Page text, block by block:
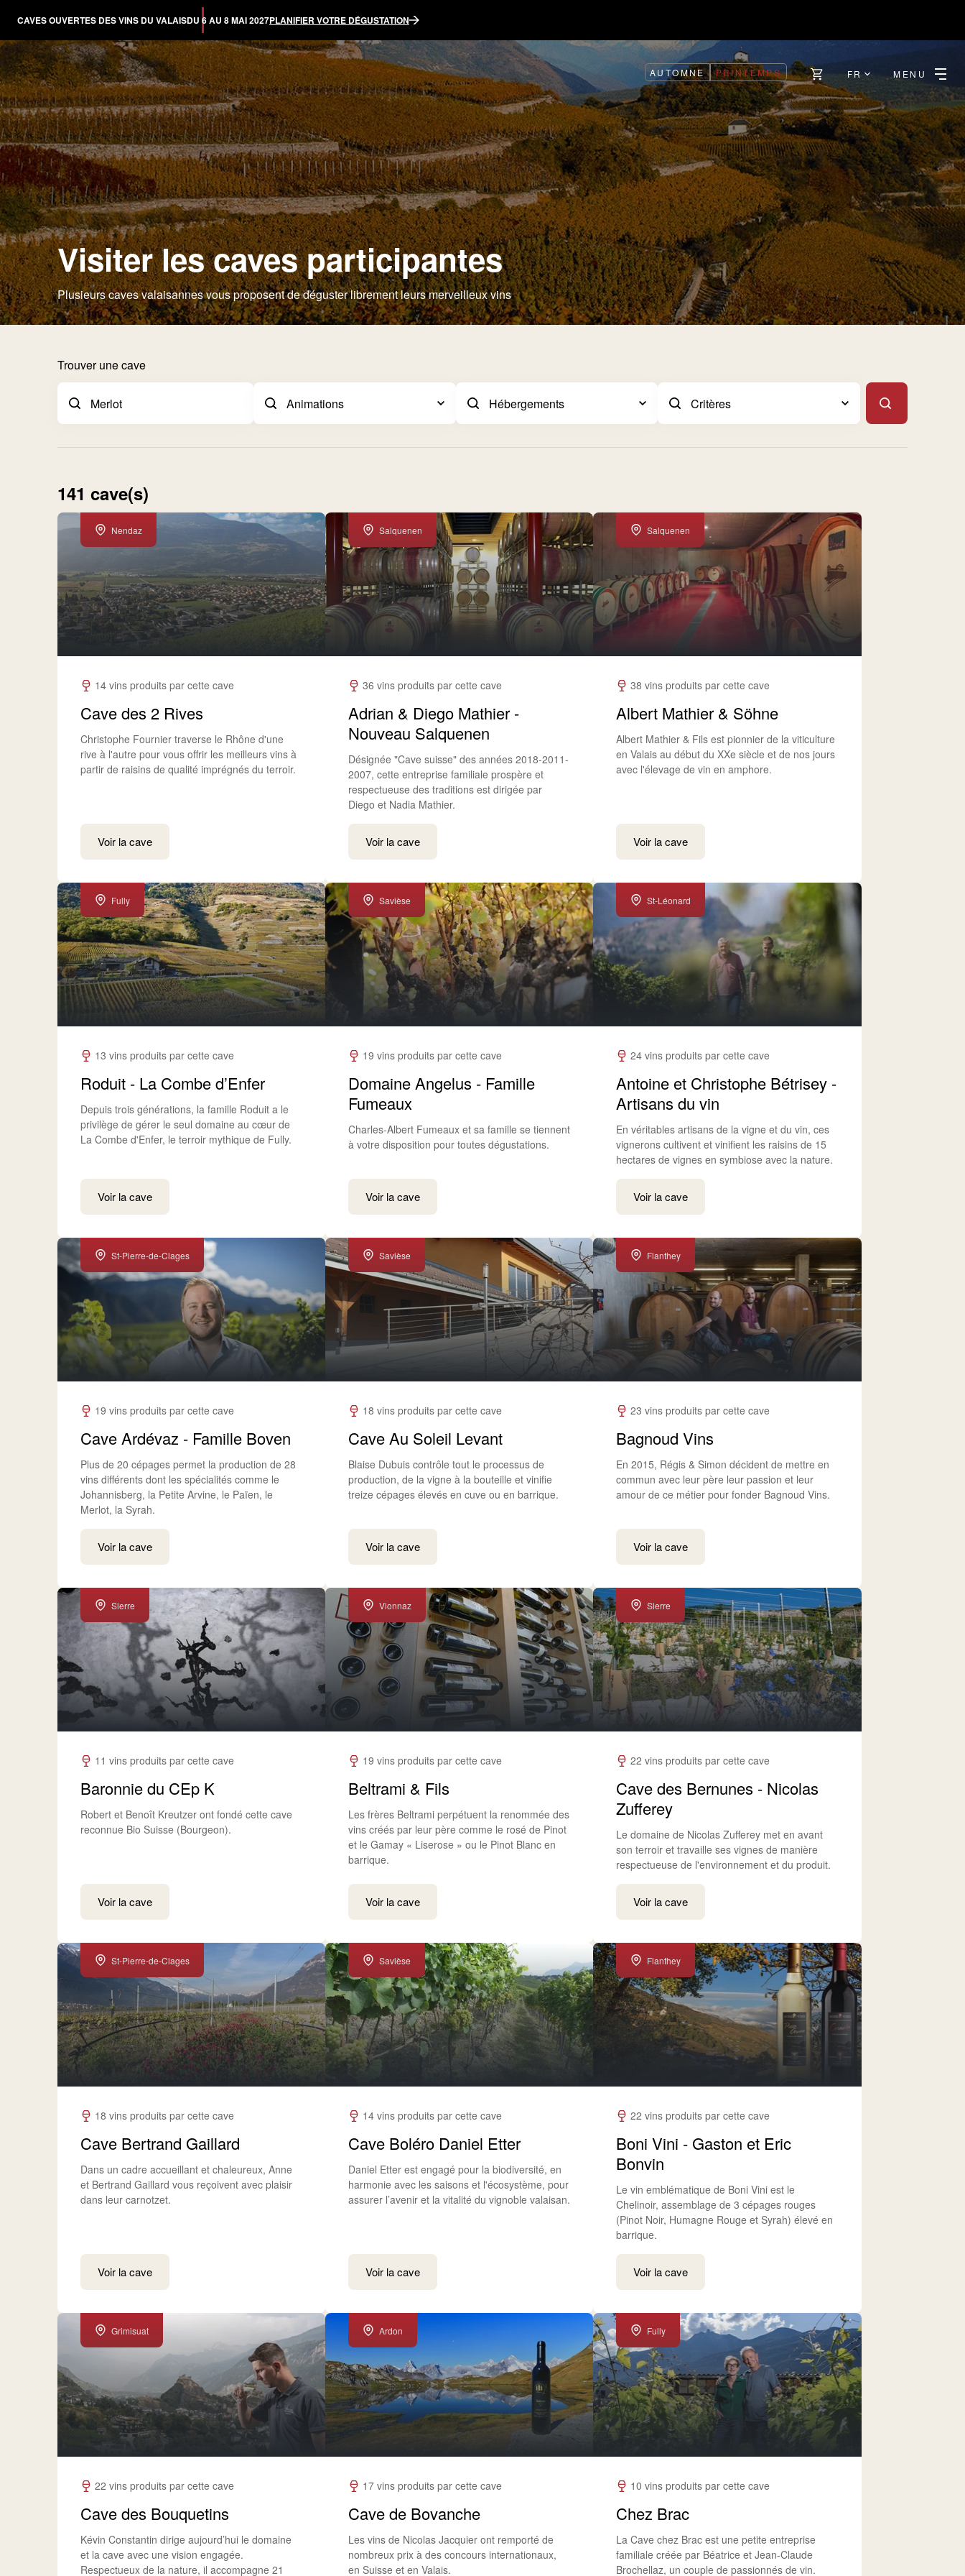
CAVES OUVERTES DES VINS DU VALAISDU 6 AU 8 MAI 2027PLANIFIER VOTRE DÉGUSTATION
AUTOMNE PRINTEMPS FR MENU
Visiter les caves participantes
Plusieurs caves valaisannes vous proposent de déguster librement leurs merveilleux vins
Trouver une cave
141 cave(s)
Nendaz
14 vins produits par cette cave
Cave des 2 Rives
Christophe Fournier traverse le Rhône d'une
rive à l'autre pour vous offrir les meilleurs vins à
partir de raisins de qualité imprégnés du terroir.
Voir la cave
Salquenen
36 vins produits par cette cave
Adrian & Diego Mathier -
Nouveau Salquenen
Désignée "Cave suisse" des années 2018-2011-
2007, cette entreprise familiale prospère et
respectueuse des traditions est dirigée par
Diego et Nadia Mathier.
Voir la cave
Salquenen
38 vins produits par cette cave
Albert Mathier & Söhne
Albert Mathier & Fils est pionnier de la viticulture
en Valais au début du XXe siècle et de nos jours
avec l'élevage de vin en amphore.
Voir la cave
Fully
13 vins produits par cette cave
Roduit - La Combe d’Enfer
Depuis trois générations, la famille Roduit a le
privilège de gérer le seul domaine au cœur de
La Combe d'Enfer, le terroir mythique de Fully.
Voir la cave
Savièse
19 vins produits par cette cave
Domaine Angelus - Famille
Fumeaux
Charles-Albert Fumeaux et sa famille se tiennent
à votre disposition pour toutes dégustations.
Voir la cave
St-Léonard
24 vins produits par cette cave
Antoine et Christophe Bétrisey -
Artisans du vin
En véritables artisans de la vigne et du vin, ces
vignerons cultivent et vinifient les raisins de 15
hectares de vignes en symbiose avec la nature.
Voir la cave
St-Pierre-de-Clages
19 vins produits par cette cave
Cave Ardévaz - Famille Boven
Plus de 20 cépages permet la production de 28
vins différents dont les spécialités comme le
Johannisberg, la Petite Arvine, le Païen, le
Merlot, la Syrah.
Voir la cave
Savièse
18 vins produits par cette cave
Cave Au Soleil Levant
Blaise Dubuis contrôle tout le processus de
production, de la vigne à la bouteille et vinifie
treize cépages élevés en cuve ou en barrique.
Voir la cave
Flanthey
23 vins produits par cette cave
Bagnoud Vins
En 2015, Régis & Simon décident de mettre en
commun avec leur père leur passion et leur
amour de ce métier pour fonder Bagnoud Vins.
Voir la cave
Sierre
11 vins produits par cette cave
Baronnie du CEp K
Robert et Benoît Kreutzer ont fondé cette cave
reconnue Bio Suisse (Bourgeon).
Voir la cave
Vionnaz
19 vins produits par cette cave
Beltrami & Fils
Les frères Beltrami perpétuent la renommée des
vins créés par leur père comme le rosé de Pinot
et le Gamay « Liserose » ou le Pinot Blanc en
barrique.
Voir la cave
Sierre
22 vins produits par cette cave
Cave des Bernunes - Nicolas
Zufferey
Le domaine de Nicolas Zufferey met en avant
son terroir et travaille ses vignes de manière
respectueuse de l'environnement et du produit.
Voir la cave
St-Pierre-de-Clages
18 vins produits par cette cave
Cave Bertrand Gaillard
Dans un cadre accueillant et chaleureux, Anne
et Bertrand Gaillard vous reçoivent avec plaisir
dans leur carnotzet.
Voir la cave
Savièse
14 vins produits par cette cave
Cave Boléro Daniel Etter
Daniel Etter est engagé pour la biodiversité, en
harmonie avec les saisons et l'écosystème, pour
assurer l’avenir et la vitalité du vignoble valaisan.
Voir la cave
Flanthey
22 vins produits par cette cave
Boni Vini - Gaston et Eric
Bonvin
Le vin emblématique de Boni Vini est le
Chelinoir, assemblage de 3 cépages rouges
(Pinot Noir, Humagne Rouge et Syrah) élevé en
barrique.
Voir la cave
Grimisuat
22 vins produits par cette cave
Cave des Bouquetins
Kévin Constantin dirige aujourd’hui le domaine
et la cave avec une vision engagée.
Respectueux de la nature, il accompagne 21
Ardon
17 vins produits par cette cave
Cave de Bovanche
Les vins de Nicolas Jacquier ont remporté de
nombreux prix à des concours internationaux,
en Suisse et en Valais.
Fully
10 vins produits par cette cave
Chez Brac
La Cave chez Brac est une petite entreprise
familiale créée par Béatrice et Jean-Claude
Brochellaz, un couple de passionnés de vin.